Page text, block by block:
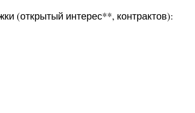
(открытый интерес**, контрактов):